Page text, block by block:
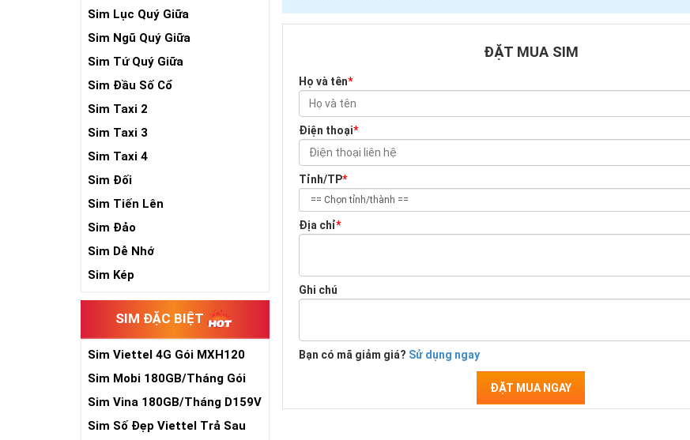
Sim Lục Quý Giữa
Sim Ngũ Quý Giữa
Sim Tứ Quý Giữa
Sim Đầu Số Cổ
Sim Taxi 2
Sim Taxi 3
Sim Taxi 4
Sim Đối
Sim Tiến Lên
Sim Đảo
Sim Dễ Nhớ
Sim Kép
SIM ĐẶC BIỆT
Sim Viettel 4G Gói MXH120
Siêu Rẻ
Sim Mobi 180GB/Tháng Gói
TK159
Sim Vina 180GB/Tháng D159V
Sim Số Đẹp Viettel Trả Sau
ĐẶT MUA SIM
Họ và tên*
Điện thoại*
Tỉnh/TP*
Địa chỉ*
Ghi chú
Bạn có mã giảm giá? Sử dụng ngay
ĐẶT MUA NGAY